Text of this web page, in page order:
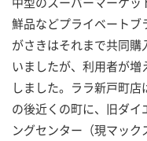
鮮品などプライベートブ
がさきはそれまで共同
いましたが、利用者が
しました。ララ新戸町
の後近くの町に、旧ダ
ングセンター（現マッ